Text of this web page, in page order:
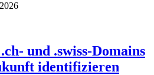
und .swiss-Domains
identifizieren